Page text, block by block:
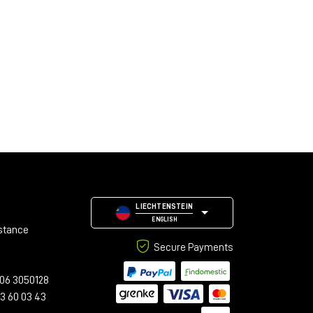
3050128
60 03 43
LIECHTENSTEIN
ENGLISH
Secure Payments